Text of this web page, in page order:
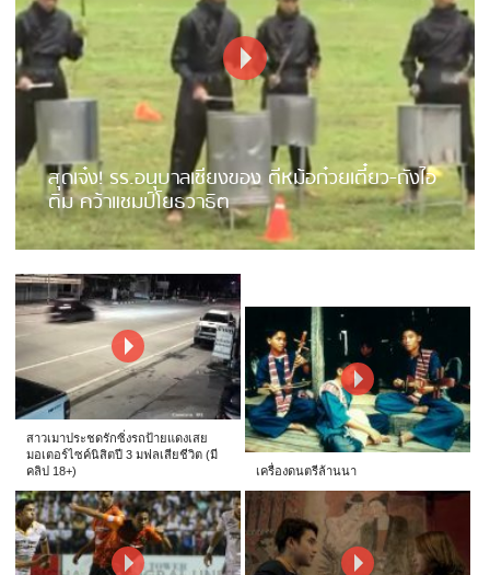
สุดเจ๋ง! รร.อนุบาลเชียงของ ตีหม้อก๋วยเตี๋ยว-ถังไอ
ติม คว้าแชมป์โยธวาธิต
สาวเมาประชดรักซิ่งรถป้ายแดงเสย
มอเตอร์ไซค์นิสิตปี 3 มฟลเสียชีวิต (มี
คลิป 18+)
เครื่องดนตรีล้านนา